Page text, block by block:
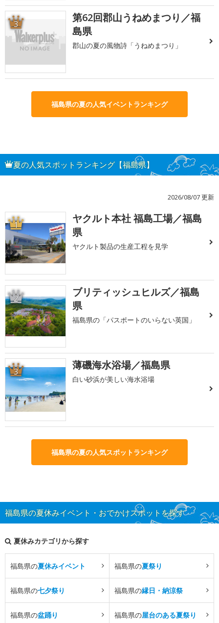
3
第62回郡山うねめまつり／福
島県
郡山の夏の風物詩「うねめまつり」
福島県の夏の人気イベントランキング
夏の人気スポットランキング【福島県】
2026/08/07 更新
1
ヤクルト本社 福島工場／福島
県
ヤクルト製品の生産工程を見学
2
ブリティッシュヒルズ／福島
県
福島県の「パスポートのいらない英国」
3 薄磯海水浴場／福島県
白い砂浜が美しい海水浴場
福島県の夏の人気スポットランキング
福島県の夏休みイベント・おでかけスポットを探す
夏休みカテゴリから探す
福島県の夏休みイベント 福島県の夏祭り
福島県の七夕祭り 福島県の縁日・納涼祭
福島県の盆踊り 福島県の屋台のある夏祭り